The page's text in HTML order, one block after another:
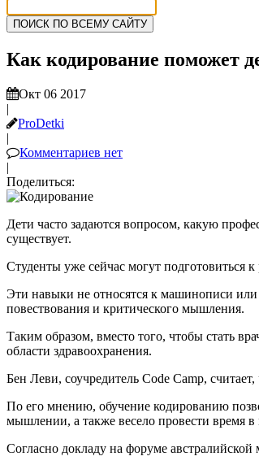
Как кодирование поможет
Окт 06 2017
|
ProDetki
|
Комментариев нет
|
Поделиться:
Дети часто задаются вопросом, какую
существует.
Студенты уже сейчас могут подготовиться
Эти навыки не относятся к машинописи или
повествования и критического мышления.
Таким образом, вместо того, чтобы стать
области здравоохранения.
Бен Леви, соучредитель Code Camp,
По его мнению, обучение кодированию
мышлении, а также весело провести время
Согласно докладу на форуме